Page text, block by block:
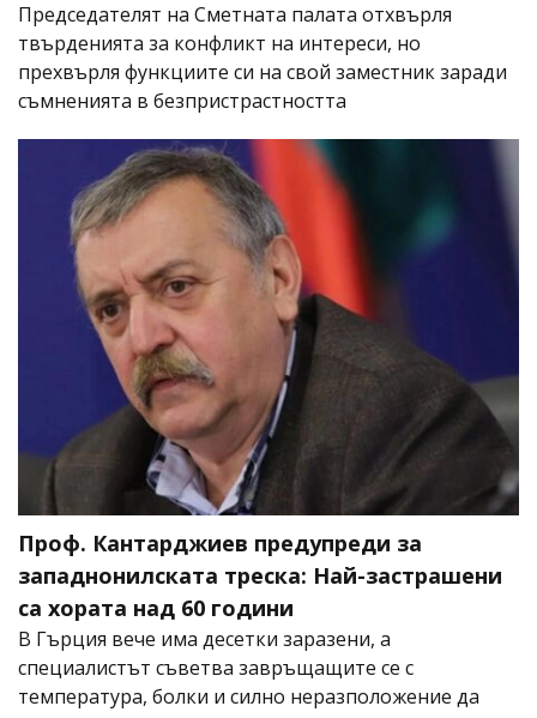
Председателят на Сметната палата отхвърля
твърденията за конфликт на интереси, но
прехвърля функциите си на свой заместник заради
съмненията в безпристрастността
Проф. Кантарджиев предупреди за
западнонилската треска: Най-застрашени
са хората над 60 години
В Гърция вече има десетки заразени, а
специалистът съветва завръщащите се с
температура, болки и силно неразположение да